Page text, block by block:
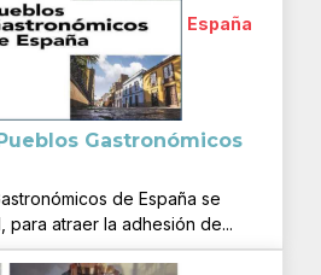
España
Gastronómicos
de España se
para atraer la adhesión de...